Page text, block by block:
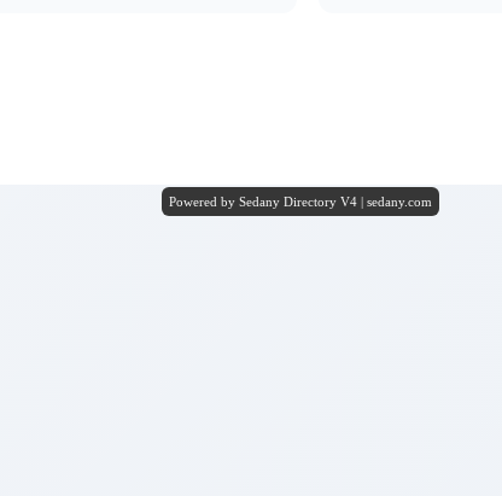
Powered by Sedany Directory V4 | sedany.com